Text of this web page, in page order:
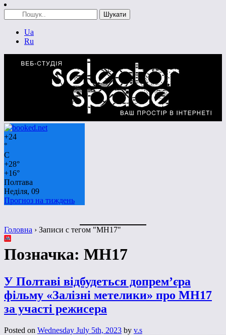
Ua
Ru
+24
°
C
+28°
+16°
Полтава
Неділя, 09
Прогноз на тиждень
Головна › Записи с тегом "MH17"
Позначка: MH17
У Полтаві відбудеться допрем’єра
фільму «Залізні метелики» про MH17
за участі режисера
Posted on Wednesday July 5th, 2023 by v.s